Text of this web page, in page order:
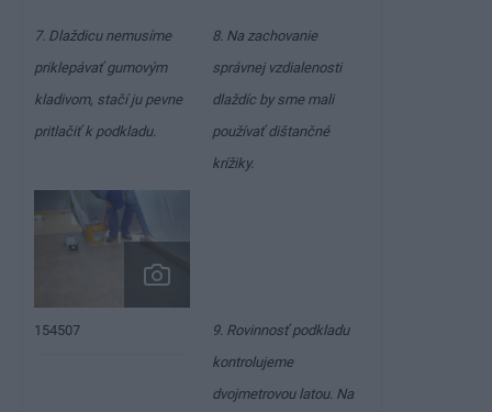
7. Dlaždicu nemusíme
priklepávať gumovým
kladivom, stačí ju pevne
pritlačiť k podkladu.
8. Na zachovanie
správnej vzdialenosti
dlaždíc by sme mali
používať dištančné
krížiky.
154507
9. Rovinnosť podkladu
kontrolujeme
dvojmetrovou latou. Na